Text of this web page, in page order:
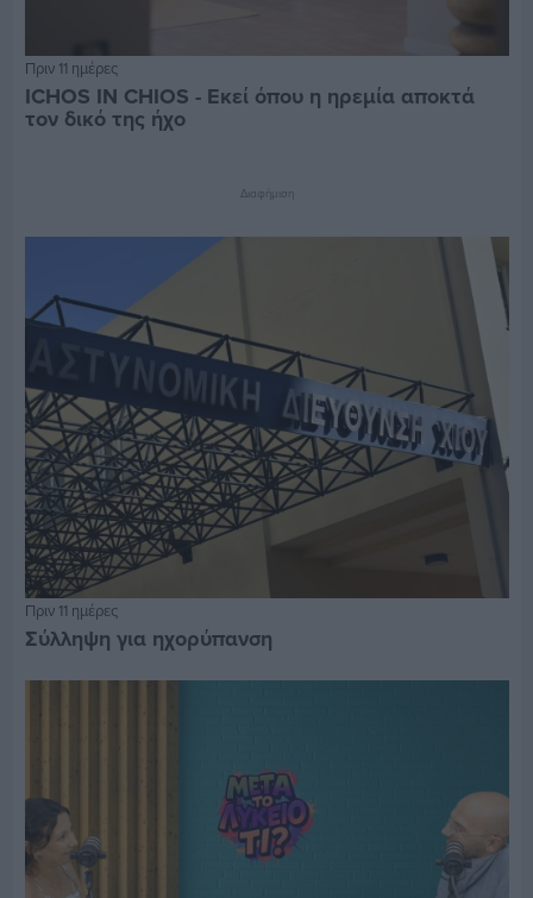
Πριν 11 ημέρες
ICHOS IN CHIOS - Εκεί όπου η ηρεμία αποκτά
τον δικό της ήχο
Διαφήμιση
Πριν 11 ημέρες
Σύλληψη για ηχορύπανση